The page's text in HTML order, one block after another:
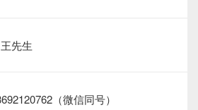
先生
（微信同号）